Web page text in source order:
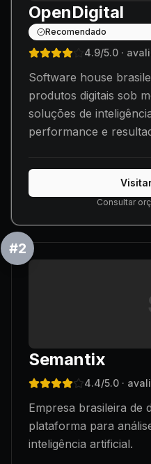
OpenDigital
Recomendado
4.9/5.0 ·
Software house
produtos digitais sob
soluções de
performance e
Consultar
#2
Semantix
4.4/5.0 ·
Empresa brasileira de
plataforma para
inteligência artificial.